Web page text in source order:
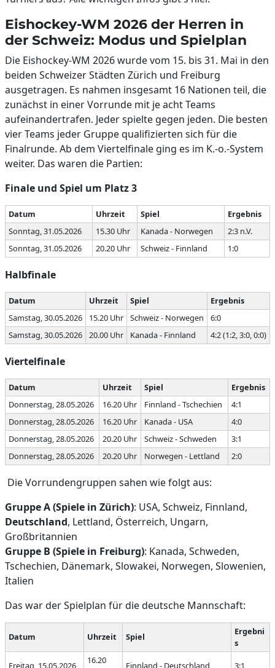
Eishockey-WM 2026 der Herren in
der Schweiz: Modus und Spielplan
Die Eishockey-WM 2026 wurde vom 15. bis 31. Mai in den
beiden Schweizer Städten Zürich und Freiburg
ausgetragen. Es nahmen insgesamt 16 Nationen teil, die
zunächst in einer Vorrunde mit je acht Teams
aufeinandertrafen. Jeder spielte gegen jeden. Die besten
vier Teams jeder Gruppe qualifizierten sich für die
Finalrunde. Ab dem Viertelfinale ging es im K.-o.-System
weiter. Das waren die Partien:
Finale und Spiel um Platz 3
Datum Uhrzeit Spiel
Ergebnis
Sonntag, 31.05.2026
15.30 Uhr Kanada - Norwegen
2:3 n.V.
Sonntag, 31.05.2026
20.20 Uhr Schweiz - Finnland 1:0
Halbfinale
Datum Uhrzeit Spiel
Ergebnis
Samstag, 30.05.2026
15.20 Uhr Schweiz - Norwegen
6:0
Samstag, 30.05.2026
20.00 Uhr Kanada - Finnland 4:2 (1:2, 3:0, 0:0)
Viertelfinale
Datum Uhrzeit Spiel
Ergebnis
Donnerstag, 28.05.2026
16.20 Uhr Finnland - Tschechien
4:1
Donnerstag, 28.05.2026
16.20 Uhr Kanada - USA
4:0
Donnerstag, 28.05.2026
20.20 Uhr Schweiz - Schweden
3:1
Donnerstag, 28.05.2026
20.20 Uhr Norwegen - Lettland 2:0
Die Vorrundengruppen sahen wie folgt aus:
Gruppe A (Spiele in Zürich): USA, Schweiz, Finnland,
Deutschland, Lettland, Österreich, Ungarn,
Großbritannien
Gruppe B (Spiele in Freiburg): Kanada, Schweden,
Tschechien, Dänemark, Slowakei, Norwegen, Slowenien,
Italien
Das war der Spielplan für die deutsche Mannschaft:
Datum Uhrzeit Spiel
Ergebni
s
Freitag, 15.05.2026
16.20
Finnland - Deutschland 3:1